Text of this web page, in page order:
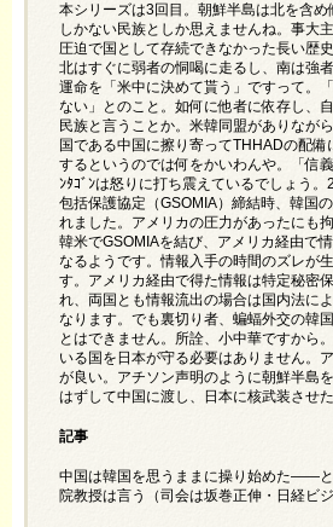
本シリーズは3回目。朝鮮半島は北を含め
しかない民族としか思えませんね。事大
圧迫で国として存続できなかった長い歴
北はすぐに弱者の恫喝に走るし、南は強
運命を「米中に決めて貰う」ですって。
ない」とのこと。如何に他者に依存し、
民族と言うことか。米韓同盟がありなが
国である中国に擦り寄ってTHHADの配備
するというのでは何をかいわんや。「信
ﾝﾀｺﾞﾝは怒りに打ち震えているでしょう
包括保護協定（GSOMIA）締結時、韓国
れました。アメリカの圧力があったにも
韓米でGSOMIAを結び、アメリカ経由で
なるようです。情報入手の時間のズレが
す。アメリカ経由で得た情報は特定秘密
れ、両国とも情報流出の場合は国内法に
なります。でも裏切り者、蝙蝠外交の韓
とはできません。所詮、小中華ですから
いる国を日本が守る必要はありません。
が良い。アチソン声明のように朝鮮半島
はずして中国に渡し、日本に核武装させ
記事
中国は韓国を思うままに操り始めた――
院教授は言う（司会は坂巻正伸・日経ビ